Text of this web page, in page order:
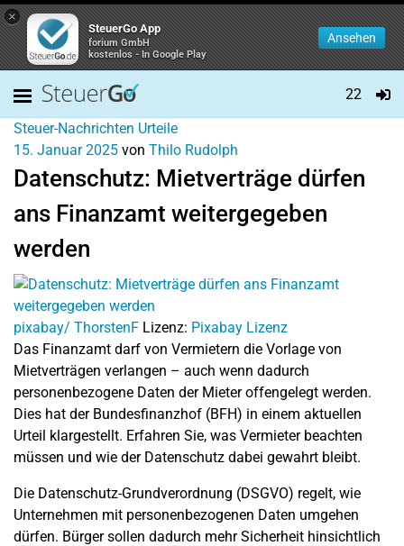
×
SteuerGo App
forium GmbH
kostenlos - In Google Play
Ansehen
22
Steuer-Nachrichten Urteile
15. Januar 2025 von Thilo Rudolph
Datenschutz: Mietverträge dürfen
ans Finanzamt weitergegeben
werden
pixabay/ ThorstenF Lizenz: Pixabay Lizenz
Das Finanzamt darf von Vermietern die Vorlage von
Mietverträgen verlangen – auch wenn dadurch
personenbezogene Daten der Mieter offengelegt werden.
Dies hat der Bundesfinanzhof (BFH) in einem aktuellen
Urteil klargestellt. Erfahren Sie, was Vermieter beachten
müssen und wie der Datenschutz dabei gewahrt bleibt.
Die Datenschutz-Grundverordnung (DSGVO) regelt, wie
Unternehmen mit personenbezogenen Daten umgehen
dürfen. Bürger sollen dadurch mehr Sicherheit hinsichtlich